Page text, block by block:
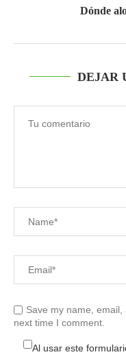
Dónde
DEJAR
Save my name,
next time I comment.
Al usar este